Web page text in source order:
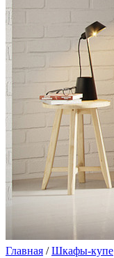
Главная /Шкафы-купе